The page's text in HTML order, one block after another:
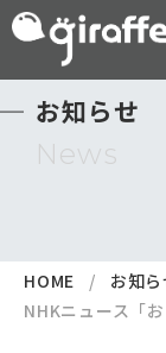
お知らせ
News
HOME
お知ら
NHKニュース「